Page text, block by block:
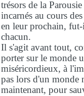
trésors de la
incarnés au cours
en leur prochain,
chacun.
Il s'agit avant tout,
porter sur le monde
miséricordieux, à
pas lors d'un monde
maintenant, pour